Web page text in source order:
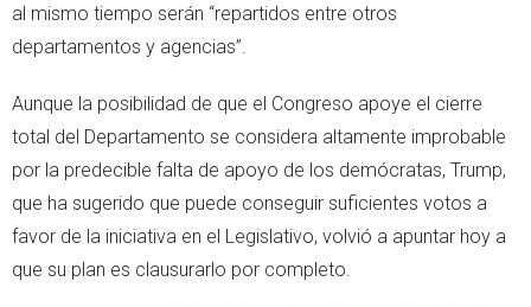
al mismo tiempo serán “repartidos entre otros
departamentos y agencias”.
Aunque la posibilidad de que el Congreso apoye el cierre
total del Departamento se considera altamente improbable
por la predecible falta de apoyo de los demócratas, Trump,
que ha sugerido que puede conseguir suficientes votos a
favor de la iniciativa en el Legislativo, volvió a apuntar hoy a
que su plan es clausurarlo por completo.